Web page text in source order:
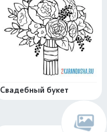
Свадебный букет